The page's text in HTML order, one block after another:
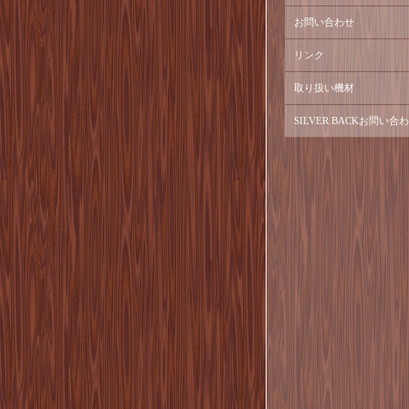
お問い合わせ
リンク
取り扱い機材
SILVER BACKお問い合